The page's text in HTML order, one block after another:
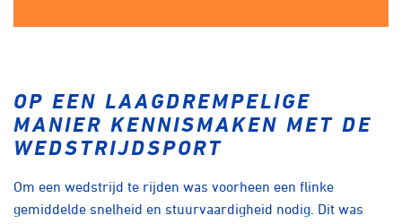
OP EEN LAAGDREMPELIGE
MANIER KENNISMAKEN MET DE
WEDSTRIJDSPORT
Om een wedstrijd te rijden was voorheen een flinke
gemiddelde snelheid en stuurvaardigheid nodig. Dit was